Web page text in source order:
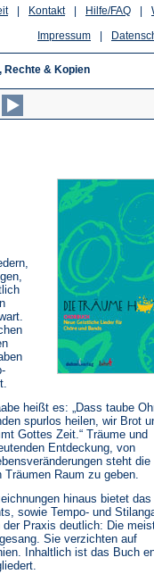
Hilfe/FAQ
Kontakt
Impressum
Rechte & Kopien
heißt es: „Dass taube
spurlos heilen, wir Brot
Gottes Zeit.“ Träume und
Entdeckung, von
steht die
Raum zu geben.
hinaus bietet
sowie Tempo- und
der Praxis deutlich: Die
Sie verzichten auf
Inhaltlich ist das Buch